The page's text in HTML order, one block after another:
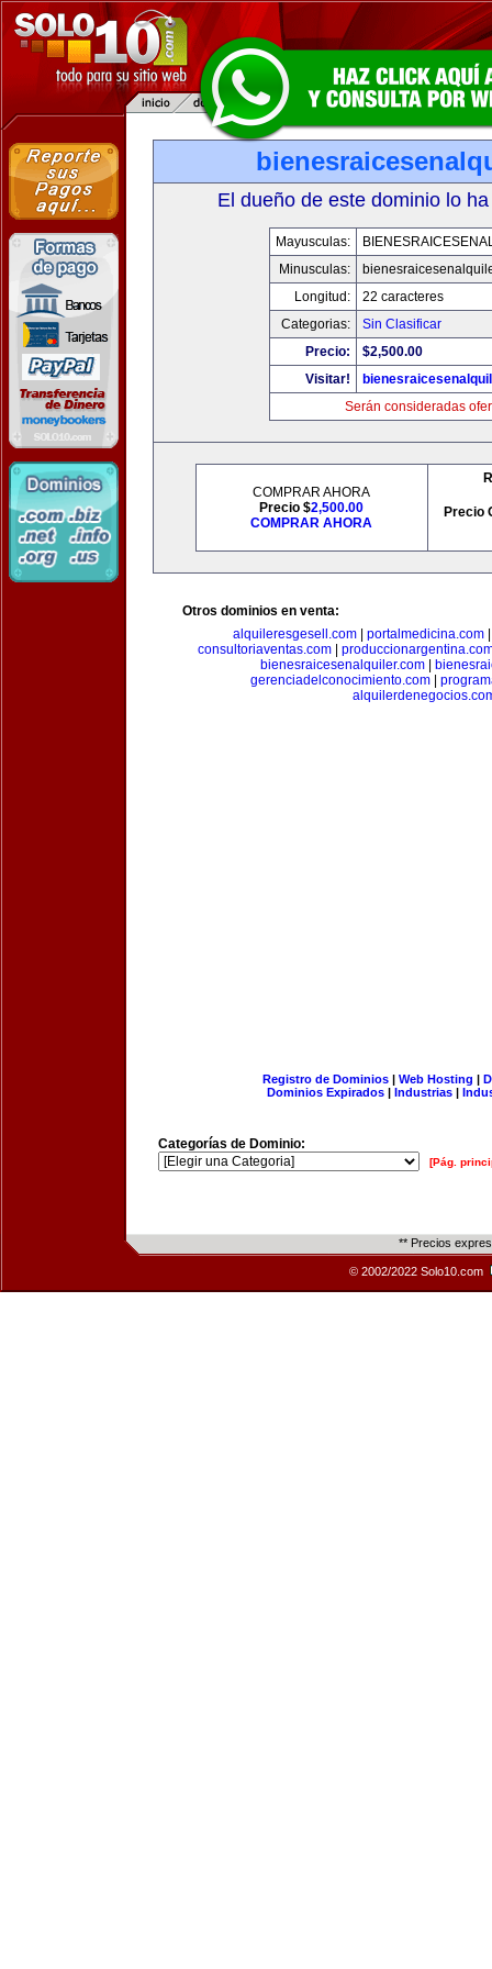
El dueño de este dominio lo
Mayusculas:
Minusculas:
Longitud:
22 caracteres
Categorias:
Sin Clasificar
Precio:
$2,500.00
Visitar!
Serán consideradas
COMPRAR AHORA
Precio $2,500.00
COMPRAR AHORA
Precio
Otros dominios en venta:
alquileresgesell.com| portalmedicina.com
consultoriaventas.com|
bienesraicesenalquiler.com|
gerenciadelconocimiento.com
Registro de Dominios| Web Hosting |
Dominios Expirados | Industrias |
Categorías de Dominio:
[Pág.
** Precios
© 2002/2022 Solo10.com